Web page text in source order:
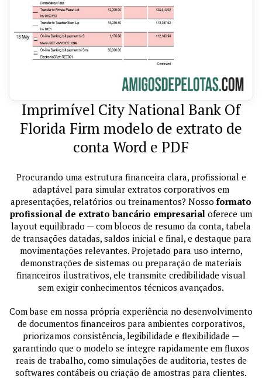
Imprimível City National Bank Of
Florida Firm modelo de extrato de
conta Word e PDF
Procurando uma estrutura financeira clara, profissional e
adaptável para simular extratos corporativos em
apresentações, relatórios ou treinamentos? Nosso formato
profissional de extrato bancário empresarial oferece um
layout equilibrado — com blocos de resumo da conta, tabela
de transações datadas, saldos inicial e final, e destaque para
movimentações relevantes. Projetado para uso interno,
demonstrações de sistemas ou preparação de materiais
financeiros ilustrativos, ele transmite credibilidade visual
sem exigir conhecimentos técnicos avançados.
Com base em nossa própria experiência no desenvolvimento
de documentos financeiros para ambientes corporativos,
priorizamos consistência, legibilidade e flexibilidade —
garantindo que o modelo se integre rapidamente em fluxos
reais de trabalho, como simulações de auditoria, testes de
softwares contábeis ou criação de amostras para clientes.